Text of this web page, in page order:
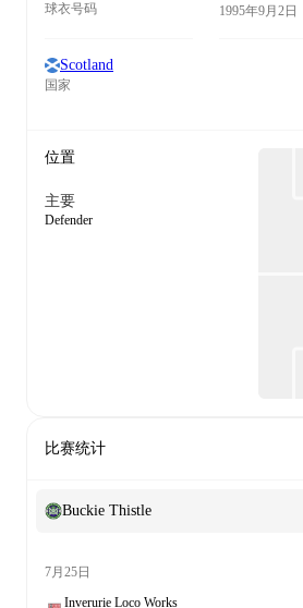
球衣号码 1995年9月2日
Scotland
国家
位置
主要
Defender
比赛统计
Buckie Thistle
7月25日
Inverurie Loco Works